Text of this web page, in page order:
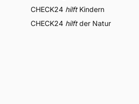
CHECK24 hilftKindern
CHECK24 hilftder Natur